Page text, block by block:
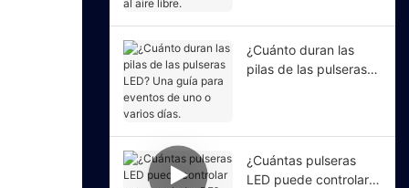
¿Cuánto duran las
pilas de las pulseras
¿Cuántas pulseras
LED puede controlar